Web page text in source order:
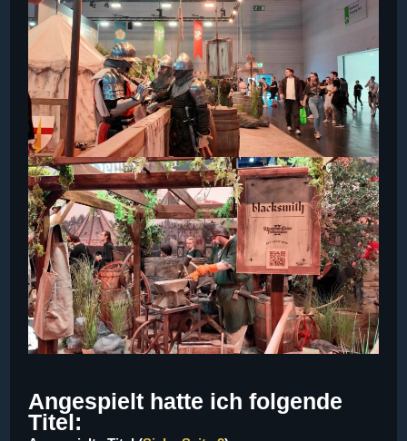
Angespielt hatte ich folgende
Titel: